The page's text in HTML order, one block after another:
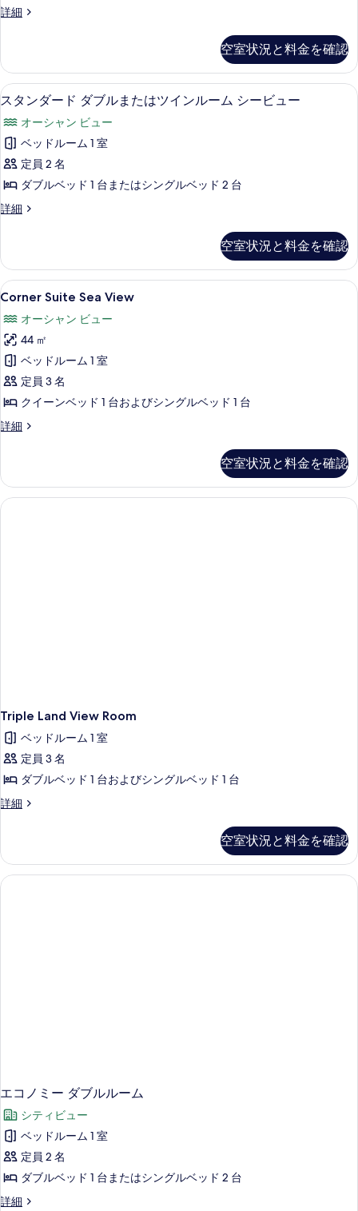
み
ー
の
す
べ
て
の
写
真
を
す
る
詳細
ス
ー
ド
ル
ム
の
詳
細
空室状況と料金を確認
ス
ン
ダ
ー
ダ
ル
ま
た
は
ツ
イ
ン
ル
ー
ー
ビ
を
表
示
す
る
ミニバーのアイテム (無料)、WiFi、
5
スタンダード ダブルまたはツインルーム シービュー
オーシャン ビュー
ベッドルーム 1 室
定員 2 名
ダブルベッド 1 台またはシングルベッド 2 台
詳細
ス
ー
ド
ダ
ル
ま
た
は
ツ
イ
ン
ル
ー
ビ
ュ
空室状況と料金を確認
Corner
Suite
Sea
View
の
す
べ
て
真
を
ミニバーのアイテム (無料)、WiFi、
6
Corner Suite Sea View
オーシャン ビュー
44 ㎡
ベッドルーム 1 室
定員 3 名
クイーンベッド 1 台およびシングルベッド 1 台
詳細
Corner
の
詳
細
空室状況と料金を確認
Triple Land View Room
ベッドルーム 1 室
定員 3 名
ダブルベッド 1 台およびシングルベッド 1 台
詳細
Triple
の
詳
細
空室状況と料金を確認
エコノミー ダブルルーム
シティビュー
ベッドルーム 1 室
定員 2 名
ダブルベッド 1 台またはシングルベッド 2 台
詳細
エ